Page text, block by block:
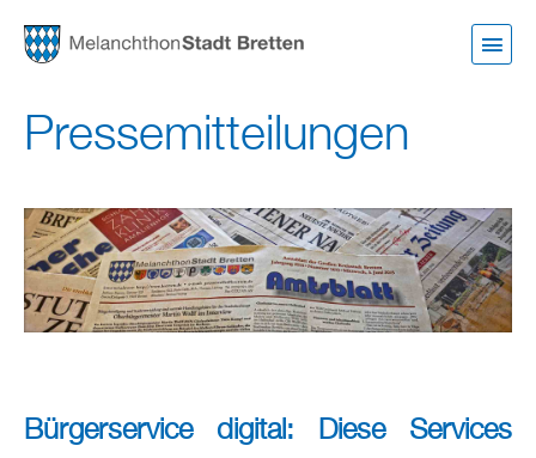
Pressemitteilungen
Bürgerservice digital: Diese Services